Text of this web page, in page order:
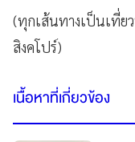
(ทุกเส้นทางเป็นเที่ย
สิงคโปร์)
เนื้อหาที่เกี่ยวข้อง